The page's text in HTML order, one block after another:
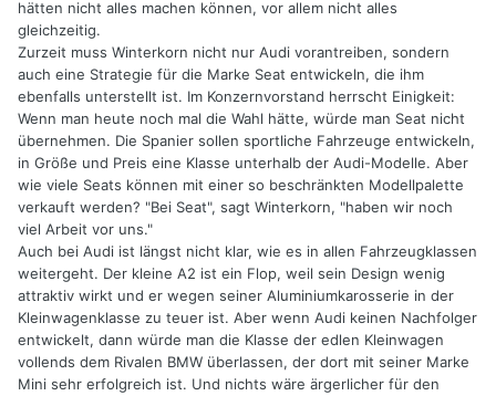
hätten nicht alles machen können, vor allem nicht alles
gleichzeitig.
Zurzeit muss Winterkorn nicht nur Audi vorantreiben, sondern
auch eine Strategie für die Marke Seat entwickeln, die ihm
ebenfalls unterstellt ist. Im Konzernvorstand herrscht Einigkeit:
Wenn man heute noch mal die Wahl hätte, würde man Seat nicht
übernehmen. Die Spanier sollen sportliche Fahrzeuge entwickeln,
in Größe und Preis eine Klasse unterhalb der Audi-Modelle. Aber
wie viele Seats können mit einer so beschränkten Modellpalette
verkauft werden? "Bei Seat", sagt Winterkorn, "haben wir noch
viel Arbeit vor uns."
Auch bei Audi ist längst nicht klar, wie es in allen Fahrzeugklassen
weitergeht. Der kleine A2 ist ein Flop, weil sein Design wenig
attraktiv wirkt und er wegen seiner Aluminiumkarosserie in der
Kleinwagenklasse zu teuer ist. Aber wenn Audi keinen Nachfolger
entwickelt, dann würde man die Klasse der edlen Kleinwagen
vollends dem Rivalen BMW überlassen, der dort mit seiner Marke
Mini sehr erfolgreich ist. Und nichts wäre ärgerlicher für den